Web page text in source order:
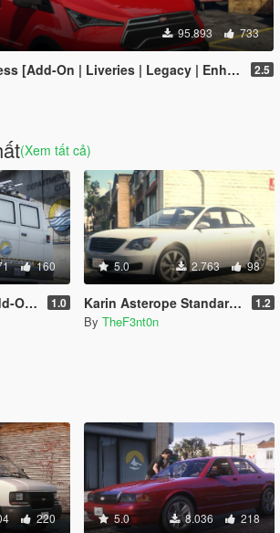
95.893 733
[Add-On | Liveries | Legacy | Enhanced] 2.5
(Xem tất cả)
160
Enhanced] 1.0
5.0 2.763 98
Karin Asterope Standard [Add-On | Legacy | Enhanced] 1.2
By TheF3nt0n
220 5.0 8.036 218